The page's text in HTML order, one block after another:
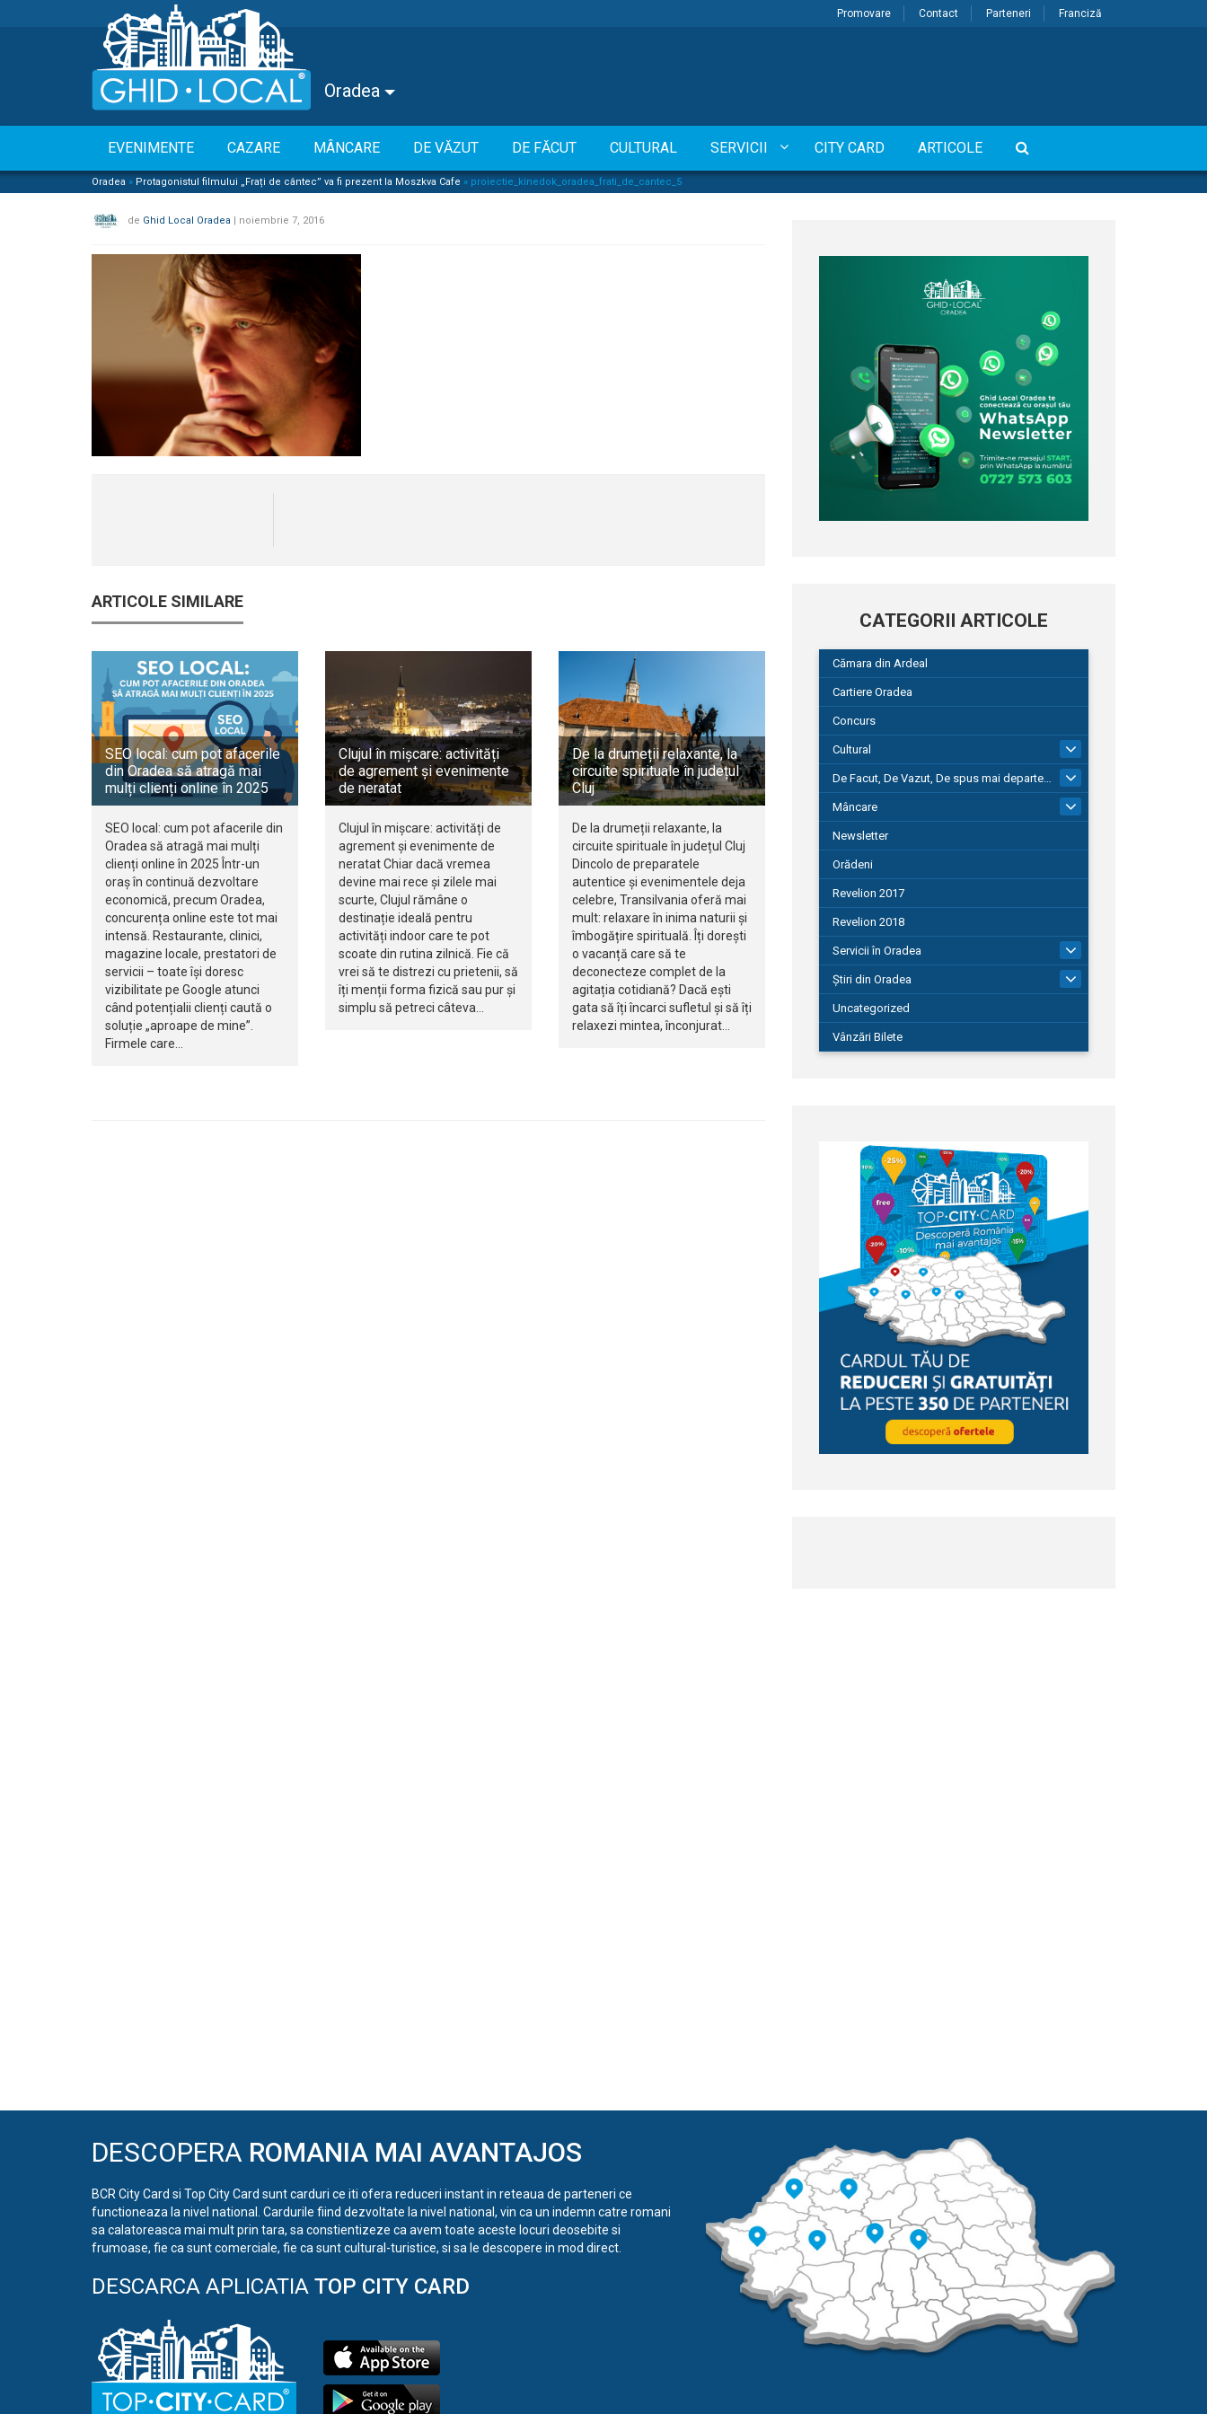
Promovare Contact Parteneri Franciză
Oradea
EVENIMENTE CAZARE MÂNCARE DE VĂZUT DE FĂCUT CULTURAL SERVICII CITY CARD ARTICOLE
Oradea » Protagonistul filmului „Frați de cântec” va fi prezent la Moszkva Cafe » proiectie_kinedok_oradea_frati_de_cantec_5
de Ghid Local Oradea | noiembrie 7, 2016
ARTICOLE SIMILARE
SEO local: cum pot afacerile
din Oradea să atragă mai
mulți clienți online în 2025
SEO local: cum pot afacerile din
Oradea să atragă mai mulți
clienți online în 2025 Într-un
oraș în continuă dezvoltare
economică, precum Oradea,
concurența online este tot mai
intensă. Restaurante, clinici,
magazine locale, prestatori de
servicii – toate își doresc
vizibilitate pe Google atunci
când potențialii clienți caută o
soluție „aproape de mine”.
Firmele care…
Clujul în mișcare: activități
de agrement și evenimente
de neratat
Clujul în mișcare: activități de
agrement și evenimente de
neratat Chiar dacă vremea
devine mai rece și zilele mai
scurte, Clujul rămâne o
destinație ideală pentru
activități indoor care te pot
scoate din rutina zilnică. Fie că
vrei să te distrezi cu prietenii, să
îți menții forma fizică sau pur și
simplu să petreci câteva…
De la drumeții relaxante, la
circuite spirituale în județul
Cluj
De la drumeții relaxante, la
circuite spirituale în județul Cluj
Dincolo de preparatele
autentice și evenimentele deja
celebre, Transilvania oferă mai
mult: relaxare în inima naturii și
îmbogățire spirituală. Îți dorești
o vacanță care să te
deconecteze complet de la
agitația cotidiană? Dacă ești
gata să îți încarci sufletul și să îți
relaxezi mintea, înconjurat…
CATEGORII ARTICOLE
Cămara din Ardeal
Cartiere Oradea
Concurs
Cultural
De Facut, De Vazut, De spus mai departe…
580
Mâncare
Newsletter
Orădeni
Revelion 2017
Revelion 2018
Servicii în Oradea
104
Știri din Oradea
1.127
Uncategorized
Vânzări Bilete
DESCOPERA ROMANIA MAI AVANTAJOS
BCR City Card si Top City Card sunt carduri ce iti ofera reduceri instant in reteaua de parteneri ce
functioneaza la nivel national. Cardurile fiind dezvoltate la nivel national, vin ca un indemn catre romani
sa calatoreasca mai mult prin tara, sa constientizeze ca avem toate aceste locuri deosebite si
frumoase, fie ca sunt comerciale, fie ca sunt cultural-turistice, si sa le descopere in mod direct.
DESCARCA APLICATIA TOP CITY CARD